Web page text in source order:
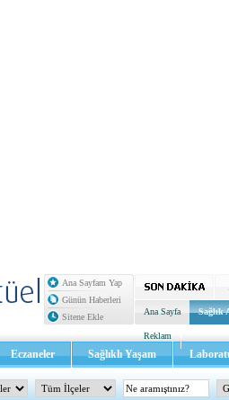
Ana Sayfam Yap
Günün Haberleri
Sitene Ekle
Ana Sayfa Sağlık
Reklam
Eczaneler Sağlıklı Yaşam